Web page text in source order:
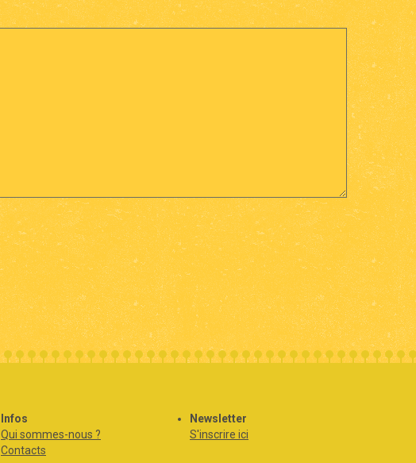
Infos
Qui sommes-nous ?
Contacts
Newsletter
S'inscrire ici